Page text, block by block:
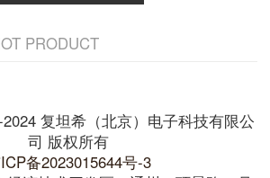
PRODUCT
复坦希（北京）电子科技有限公
司 版权所有
备2023015644号-3